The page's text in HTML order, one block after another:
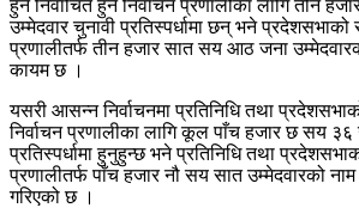
हुने निर्वाचित हुने निर्वाचन प्रणालीका लागि तीन
उम्मेदवार चुनावी प्रतिस्पर्धामा छन् भने प्रदेशसभाको
प्रणालीतर्फ तीन हजार सात सय आठ जना
कायम छ ।
यसरी आसन्न निर्वाचनमा प्रतिनिधि तथा
निर्वाचन प्रणालीका लागि कूल पाँच हजार छ सय ३६
प्रतिस्पर्धामा हुनुहुन्छ भने प्रतिनिधि तथा
प्रणालीतर्फ पाँच हजार नौ सय सात उम्मेदवारको
गरिएको छ ।